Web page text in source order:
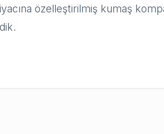
özelleştirilmiş kumaş